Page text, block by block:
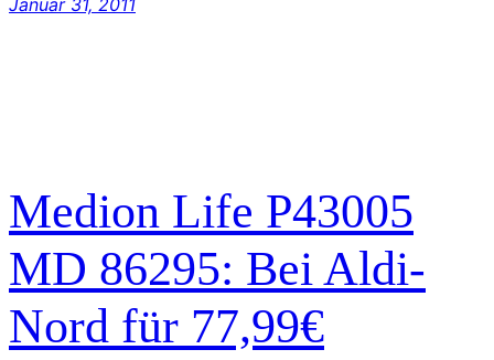
Januar 31, 2011
Medion Life P43005
MD 86295: Bei Aldi-
Nord für 77,99€